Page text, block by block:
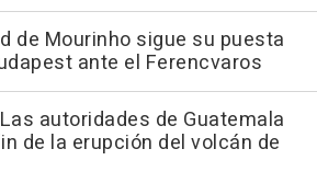
de Mourinho sigue su puesta
ante el Ferencvaros
autoridades de Guatemala
de la erupción del volcán de